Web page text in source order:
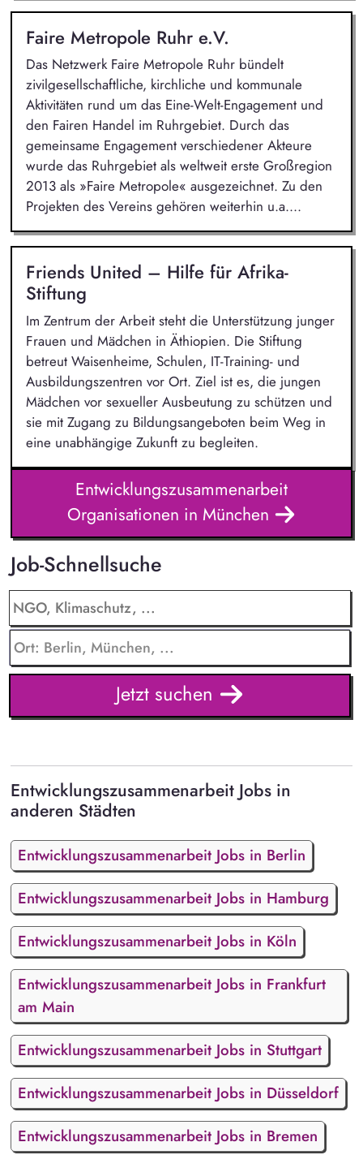
Faire Metropole Ruhr e.V.
Das Netzwerk Faire Metropole Ruhr bündelt
zivilgesellschaftliche, kirchliche und kommunale
Aktivitäten rund um das Eine-Welt-Engagement und
den Fairen Handel im Ruhrgebiet. Durch das
gemeinsame Engagement verschiedener Akteure
wurde das Ruhrgebiet als weltweit erste Großregion
2013 als »Faire Metropole« ausgezeichnet. Zu den
Projekten des Vereins gehören weiterhin u.a....
Friends United – Hilfe für Afrika-
Stiftung
Im Zentrum der Arbeit steht die Unterstützung junger
Frauen und Mädchen in Äthiopien. Die Stiftung
betreut Waisenheime, Schulen, IT-Training- und
Ausbildungszentren vor Ort. Ziel ist es, die jungen
Mädchen vor sexueller Ausbeutung zu schützen und
sie mit Zugang zu Bildungsangeboten beim Weg in
eine unabhängige Zukunft zu begleiten.
Entwicklungszusammenarbeit
Organisationen in München
Job-Schnellsuche
Jetzt suchen
Entwicklungszusammenarbeit Jobs in
anderen Städten
Entwicklungszusammenarbeit Jobs in Berlin
Entwicklungszusammenarbeit Jobs in Hamburg
Entwicklungszusammenarbeit Jobs in Köln
Entwicklungszusammenarbeit Jobs in Frankfurt
am Main
Entwicklungszusammenarbeit Jobs in Stuttgart
Entwicklungszusammenarbeit Jobs in Düsseldorf
Entwicklungszusammenarbeit Jobs in Bremen